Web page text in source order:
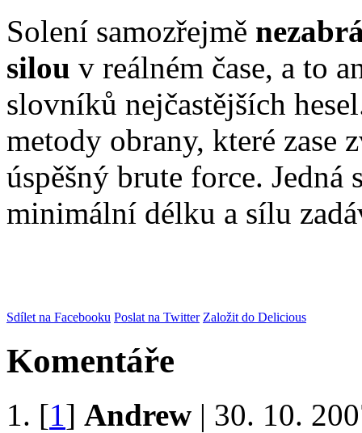
Solení samozřejmě
silou v reálném čase, a to
slovníků nejčastějších
metody obrany, které zase
úspěšný brute force. Jedná
minimální délku a sílu
Sdílet na Facebooku Poslat na Twitter Založit do Delicious
Komentáře
[1] Andrew | 30. 10.